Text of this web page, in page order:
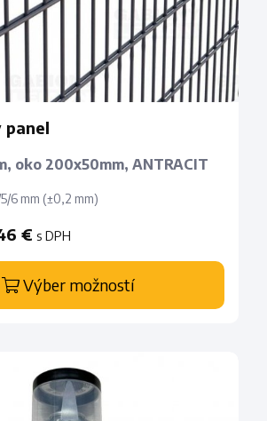
panel
oko 200x50mm, ANTRACIT
6 mm (±0,2 mm)
€ s DPH
Výber možností